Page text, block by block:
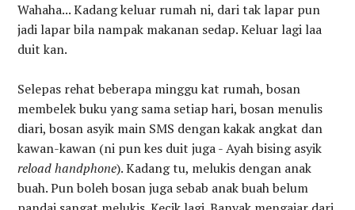
Wahaha... Kadang keluar rumah ni, dari tak lapar pun
jadi lapar bila nampak makanan sedap. Keluar lagi laa
duit kan.
Selepas rehat beberapa minggu kat rumah, bosan
membelek buku yang sama setiap hari, bosan menulis
diari, bosan asyik main SMS dengan kakak angkat dan
kawan-kawan (ni pun kes duit juga - Ayah bising asyik
reload handphone). Kadang tu, melukis dengan anak
buah. Pun boleh bosan juga sebab anak buah belum